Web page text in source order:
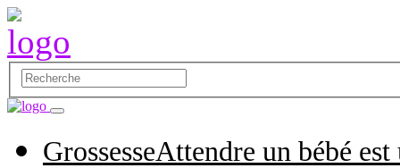
GrossesseAttendre un bébé